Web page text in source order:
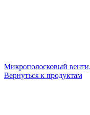
Микрополосковый
Вернуться к продуктам